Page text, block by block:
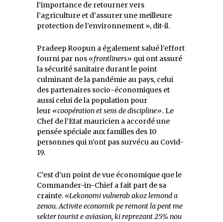
l’importance de retourner vers
l’agriculture et d’assurer une meilleure
protection de l’environnement », dit-il.
Pradeep Roopun a également salué l’effort
fourni par nos «frontliners» qui ont assuré
la sécurité sanitaire durant le point
culminant de la pandémie au pays, celui
des partenaires socio-économiques et
aussi celui de la population pour
leur «coopération et sens de discipline». Le
Chef de l’Etat mauricien a accordé une
pensée spéciale aux familles des 10
personnes qui n’ont pas survécu au Covid-
19.
C’est d’un point de vue économique que le
Commander-in-Chief a fait part de sa
crainte. «Lekonomi vulnerab akoz lemond a
zenou. Activite economik pe remont la pent me
sekter tourist e aviasion, ki reprezant 25% nou